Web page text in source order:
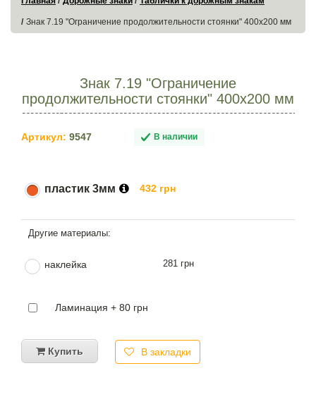
Знак 7.19 "Ограничение продолжительности стоянки" 400х200 мм
Знак 7.19 "Ограничение
продолжительности стоянки" 400х200 мм
Артикул: 9547 В наличии
пластик 3мм 432 грн
наклейка 281 грн
Ламинация + 80 грн
Купить В закладки